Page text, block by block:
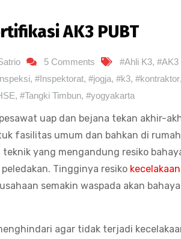
AK3 PUBT
5 Comments #Ahli K3, #AK3
, #Inspektorat, #jogja, #k3, #kontraktor,
, #Tangki Timbun, #yogyakarta
uap dan bejana tekan akhir-
fasilitas umum dan bahkan di
yang mengandung resiko
Tingginya resiko
semakin waspada akan
agar tidak terjadi